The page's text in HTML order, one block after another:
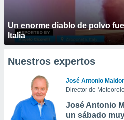
Un enorme diablo de polvo
Italia
Nuestros expertos
José Antonio
Director de
José Antonio
un sábado